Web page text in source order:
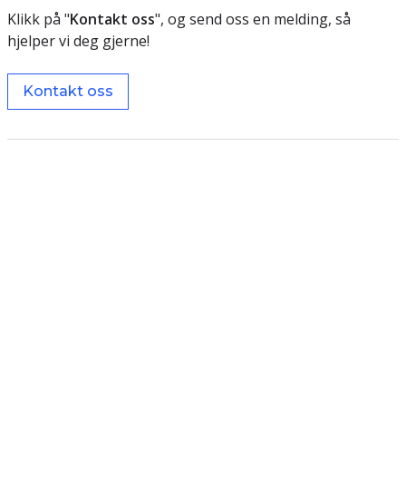
Klikk på "Kontakt oss", og send oss en melding, så
hjelper vi deg gjerne!
Kontakt oss